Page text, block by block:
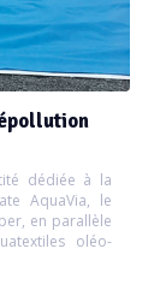
dédiée à la
AquaVia, le
en parallèle
oléo-